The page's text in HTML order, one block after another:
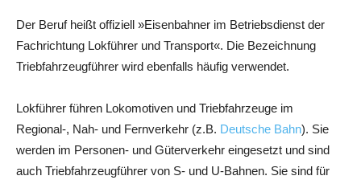
Der Beruf heißt offi­zi­ell »Eisen­bah­ner im Betriebs­dienst der
Fach­rich­tung Lok­füh­rer und Trans­port«. Die Bezeich­nung
Trieb­fahr­zeug­füh­rer wird eben­falls häu­fig verwendet.
Lok­füh­rer füh­ren Loko­mo­ti­ven und Trieb­fahr­zeu­ge im
Regional‑, Nah- und Fern­ver­kehr (z.B. Deut­sche Bahn). Sie
wer­den im Per­so­nen- und Güter­ver­kehr ein­ge­setzt und sind
auch Trieb­fahr­zeug­füh­rer von S- und U‑Bahnen. Sie sind für